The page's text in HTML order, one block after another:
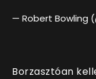
— Robert Bowling
Borzasztóan